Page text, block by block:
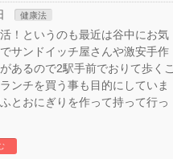
健康法
！というのも最近は谷中にお気
サンドイッチ屋さんや激安手作
あるので2駅手前でおりて歩くこ
ンチを買う事も目的にしていま
とおにぎりを作って持って行っ